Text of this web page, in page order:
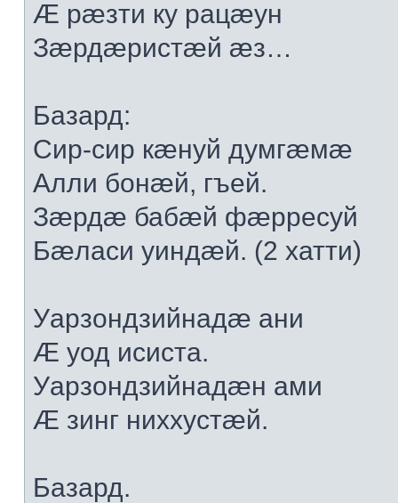
Æ рæзти ку рацæун
Зæрдæристæй æз…
Базард:
Сир-сир кæнуй думгæмæ
Алли бонæй, гъей.
Зæрдæ бабæй фæрресуй
Бæласи уиндæй. (2 хатти)
Уарзондзийнадæ ани
Æ уод исиста.
Уарзондзийнадæн ами
Æ зинг ниххустæй.
Базард.